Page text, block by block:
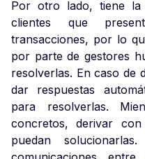
Por otro lado, tiene
clientes que
transacciones, por lo
por parte de gestores
resolverlas. En caso de
dar respuestas
para resolverlas.
concretos, derivar
puedan